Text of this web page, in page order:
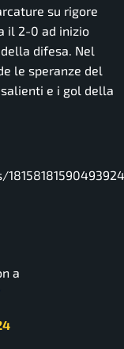
su rigore
il 2-0 ad inizio
difesa. Nel
le speranze del
e i gol della
a